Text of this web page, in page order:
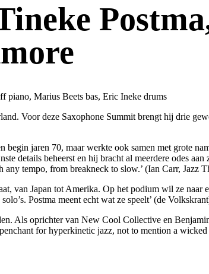
piano, Marius Beets bas, Eric Ineke drums
Voor deze Saxophone Summit brengt hij drie
jaren 70, maar werkte ook samen met grote
details beheerst en hij bracht al meerdere odes
tempo, from breakneck to slow.’ (Ian Carr, Jazz
van Japan tot Amerika. Op het podium wil ze naar
Postma meent echt wat ze speelt’ (de
Als oprichter van New Cool Collective en
for hyperkinetic jazz, not to mention a